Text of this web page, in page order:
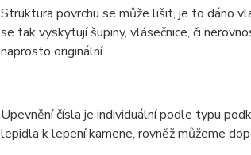
Struktura povrchu se může lišit, je to dáno
se tak vyskytují šupiny, vlásečnice, či
naprosto originální.
Upevnění čísla je individuální podle typu
lepidla k lepení kamene, rovněž můžeme